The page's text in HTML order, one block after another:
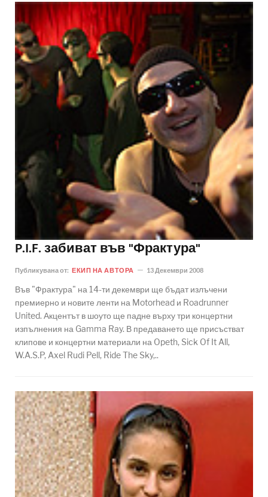
P.I.F. забиват във "Фрактура"
Публикувана от: ЕКИП НА АВТОРА 13 Декември 2008
Във "Фрактура" на 14-ти декември ще бъдат излъчени
премиерно и новите ленти на Motorhead и Roadrunner
United. Акцентът в шоуто ще падне върху три концертни
изпълнения на Gamma Ray. В предаването ще присъстват
клипове и концертни материали на Opeth, Sick Of It All,
W.A.S.P, Axel Rudi Pell, Ride The Sky,..